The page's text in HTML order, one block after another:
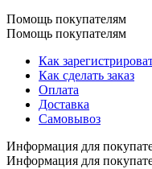
Помощь покупателям
Помощь покупателям
Как
Как сделать заказ
Оплата
Доставка
Самовывоз
Информация для
Информация для